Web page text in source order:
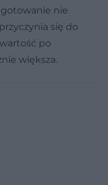
nie
się do
po
większa.